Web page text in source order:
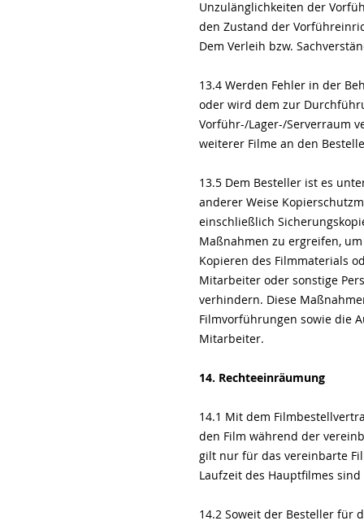
Unzulänglichkeiten der
den Zustand der
Dem Verleih bzw.
13.4 Werden Fehler in der
oder wird dem zur
Vorführ-/Lager-/Serverraum
weiterer Filme an den
13.5 Dem Besteller ist es
anderer Weise
einschließlich
Maßnahmen zu ergreifen,
Kopieren des Filmmaterials
Mitarbeiter oder sonstige
verhindern. Diese
Filmvorführungen sowie die
Mitarbeiter.
14. Rechteeinräumung
14.1 Mit dem
den Film während der
gilt nur für das vereinbarte
Laufzeit des Hauptfilmes
14.2 Soweit der Besteller für